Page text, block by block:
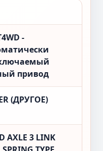
-
привод
(ДРУГОЕ)
AXLE 3 LINK